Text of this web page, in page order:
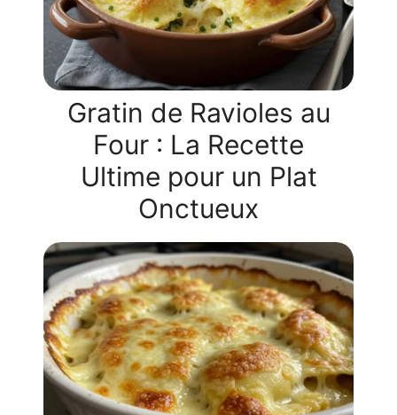
Gratin de Ravioles au
Four : La Recette
Ultime pour un Plat
Onctueux